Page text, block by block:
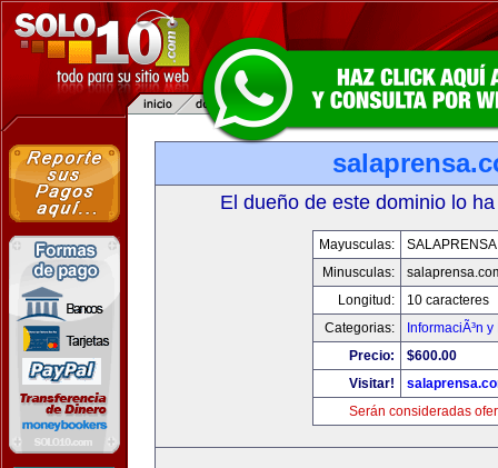
El dueño de este dominio lo
Mayusculas:
Minusculas:
Longitud:
10 caracteres
Categorias:
InformaciÃ³n
Precio:
$600.00
Visitar!
Serán consideradas